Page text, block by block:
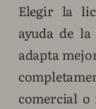
Elegir la
ayuda de
adapta
comercial o